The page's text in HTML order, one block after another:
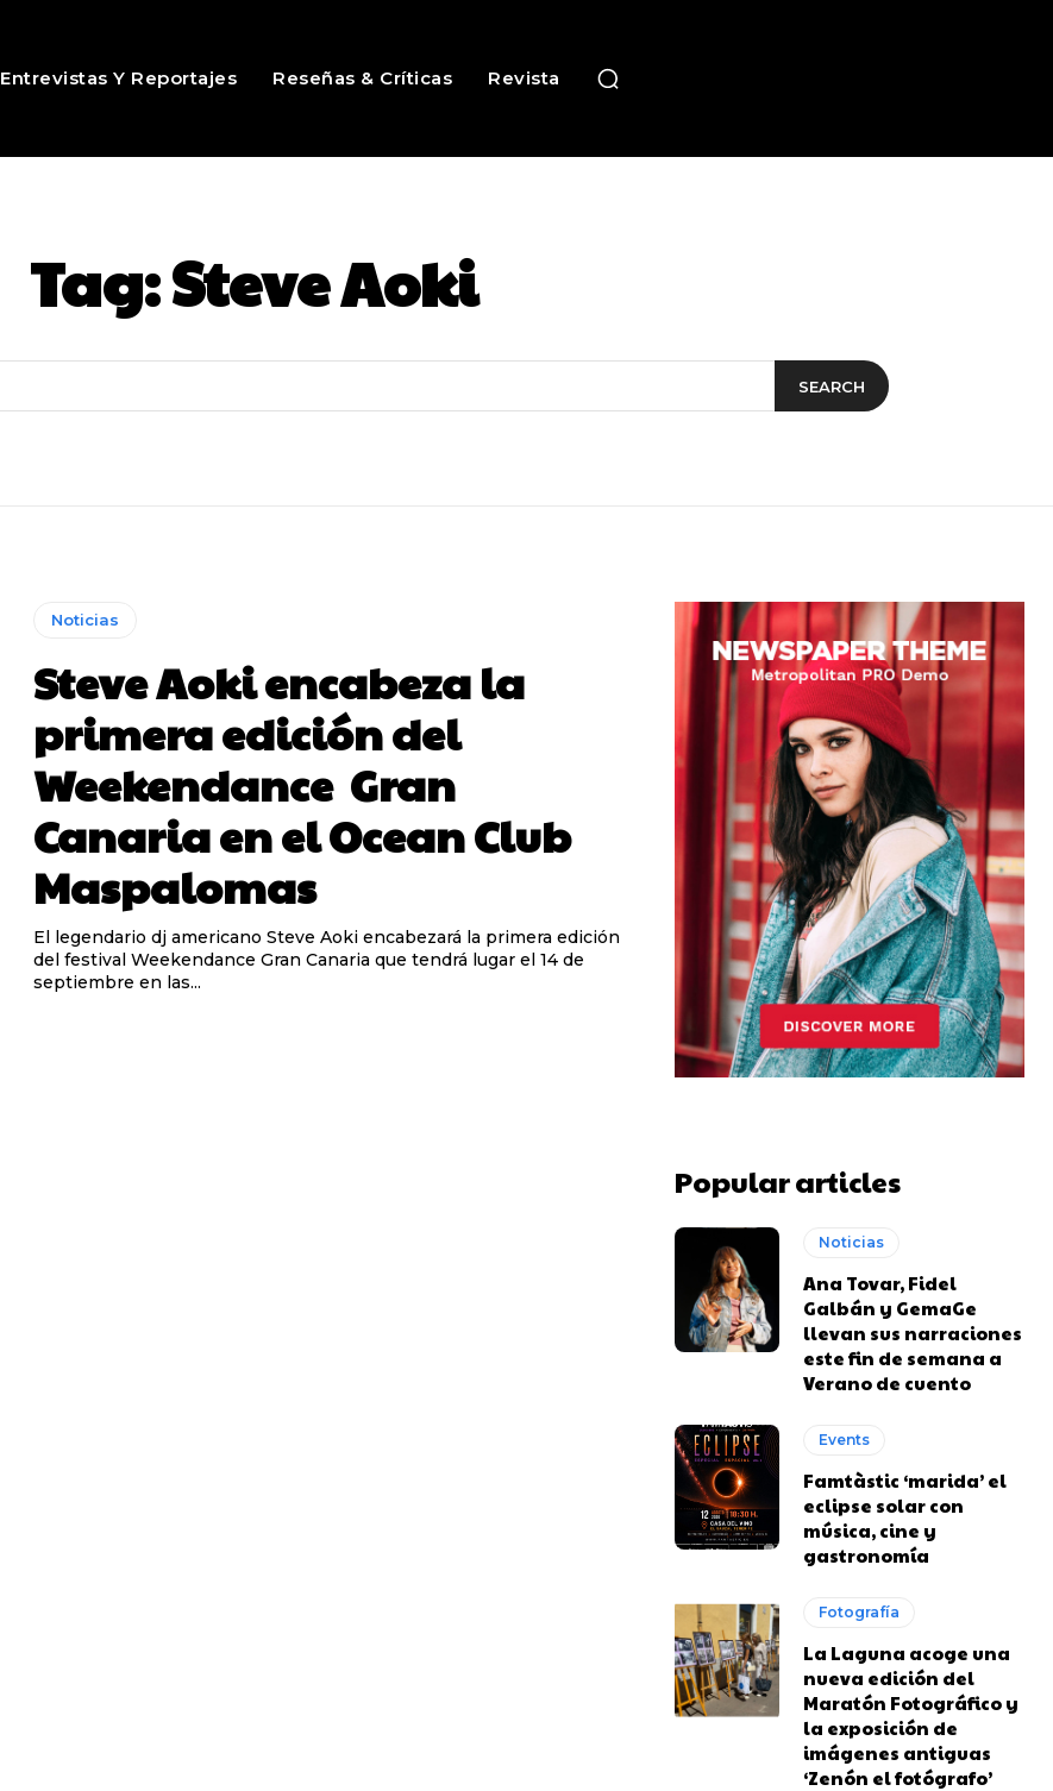
Entrevistas Y Reportajes Reseñas & Críticas Revista
Tag:Steve Aoki
SEARCH
Noticias
Steve Aoki encabeza la
primera edición del
Weekendance Gran
Canaria en el Ocean Club
Maspalomas
El legendario dj americano Steve Aoki encabezará la primera edición
del festival Weekendance Gran Canaria que tendrá lugar el 14 de
septiembre en las...
Popular articles
Noticias
Ana Tovar, Fidel
Galbán y GemaGe
llevan sus narraciones
este fin de semana a
Verano de cuento
Events
Famtàstic ‘marida’ el
eclipse solar con
música, cine y
gastronomía
Fotografía
La Laguna acoge una
nueva edición del
Maratón Fotográfico y
la exposición de
imágenes antiguas
‘Zenón el fotógrafo’